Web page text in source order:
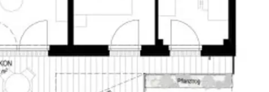
wohnungsfinder/]
Donaukanal. Auch das VILLAGE IM DRITTEN reiht sich in diese Reihe innovativer Projekte ein.